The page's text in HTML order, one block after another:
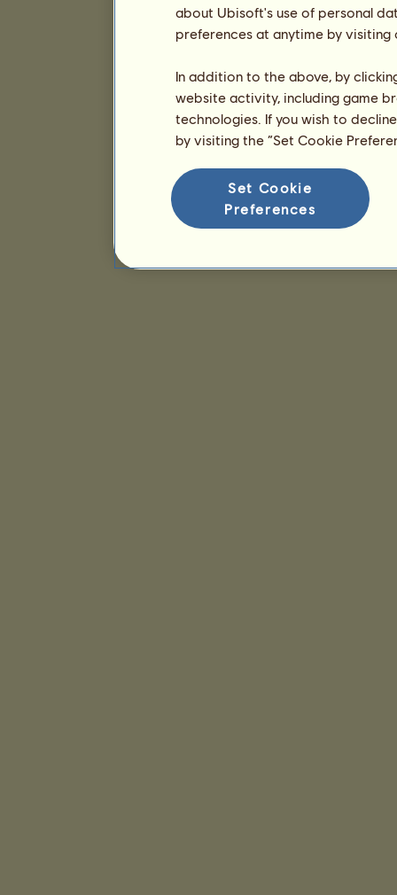
about Ubisoft's use of personal
preferences at anytime by
In addition to the above, by
website activity, including game
technologies. If you wish to
by visiting the “Set Cookie
Set Cookie
Preferences